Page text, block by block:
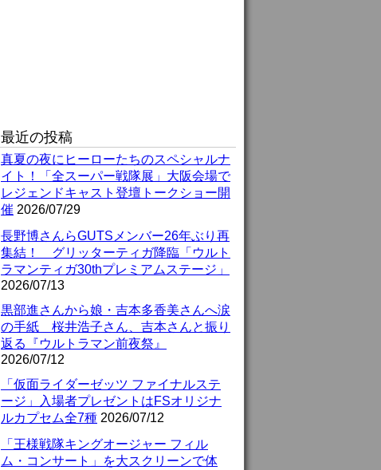
最近の投稿
真夏の夜にヒーローたちのスペシャルナ
イト！「全スーパー戦隊展」大阪会場で
レジェンドキャスト登壇トークショー開
催 2026/07/29
長野博さんらGUTSメンバー26年ぶり再
集結！ グリッターティガ降臨「ウルト
ラマンティガ30thプレミアムステージ」
2026/07/13
黒部進さんから娘・吉本多香美さんへ涙
の手紙 桜井浩子さん、吉本さんと振り
返る『ウルトラマン前夜祭』
2026/07/12
「仮面ライダーゼッツ ファイナルステ
ージ」入場者プレゼントはFSオリジナ
ルカプセム全7種 2026/07/12
「王様戦隊キングオージャー フィル
ム・コンサート」を大スクリーンで体